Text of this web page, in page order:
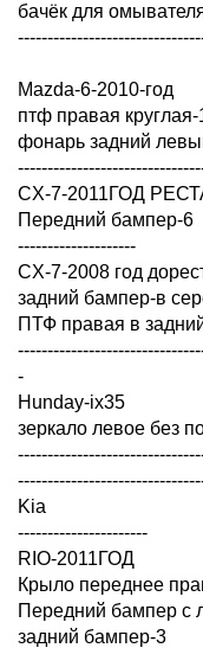
бачёк для
Mazda-6-2010-год
птф правая круглая-
фонарь задний
CX-7-2011ГОД
Передний бампер-6
--------------------
CX-7-2008 год
задний бампер-в
ПТФ правая в
-
Hunday-ix35
зеркало левое без
Kia
----------------------
RIO-2011ГОД
Крыло переднее
Передний бампер с
задний бампер-3